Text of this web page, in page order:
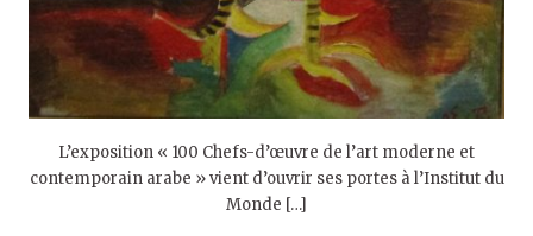
L’exposition « 100 Chefs-d’œuvre de l’art moderne et
contemporain arabe » vient d’ouvrir ses portes à l’Institut du
Monde […]